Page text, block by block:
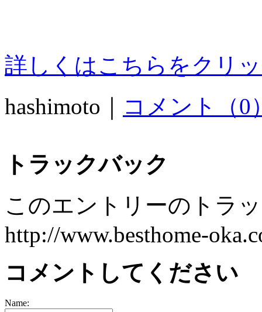
詳しくはこちらをクリ
hashimoto｜
コメント（0
トラックバック
このエントリーのトラ
http://www.besthome-
コメントしてください
Name: